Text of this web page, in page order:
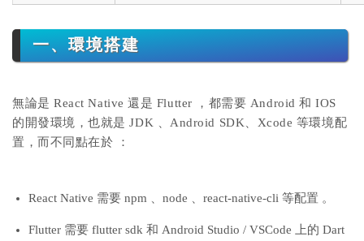
一、環境搭建
無論是 React Native 還是 Flutter ，都需要 Android 和 IOS
的開發環境，也就是 JDK 、Android SDK、Xcode 等環境配
置，而不同點在於 ：
React Native 需要 npm 、node 、react-native-cli 等配置 。
Flutter 需要 flutter sdk 和 Android Studio / VSCode 上的 Dart